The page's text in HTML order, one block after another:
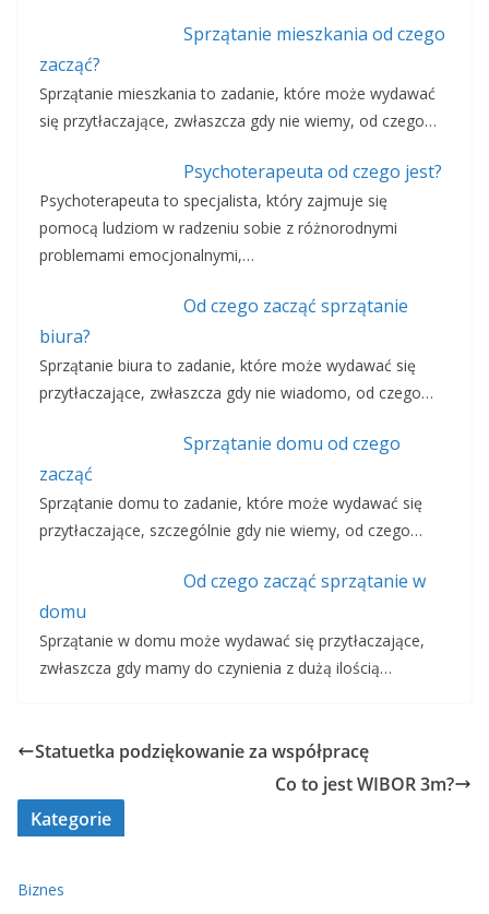
Sprzątanie mieszkania od czego
zacząć?
Sprzątanie mieszkania to zadanie, które może wydawać
się przytłaczające, zwłaszcza gdy nie wiemy, od czego…
Psychoterapeuta od czego jest?
Psychoterapeuta to specjalista, który zajmuje się
pomocą ludziom w radzeniu sobie z różnorodnymi
problemami emocjonalnymi,…
Od czego zacząć sprzątanie
biura?
Sprzątanie biura to zadanie, które może wydawać się
przytłaczające, zwłaszcza gdy nie wiadomo, od czego…
Sprzątanie domu od czego
zacząć
Sprzątanie domu to zadanie, które może wydawać się
przytłaczające, szczególnie gdy nie wiemy, od czego…
Od czego zacząć sprzątanie w
domu
Sprzątanie w domu może wydawać się przytłaczające,
zwłaszcza gdy mamy do czynienia z dużą ilością…
Statuetka podziękowanie za współpracę
Co to jest WIBOR 3m?
Kategorie
Biznes